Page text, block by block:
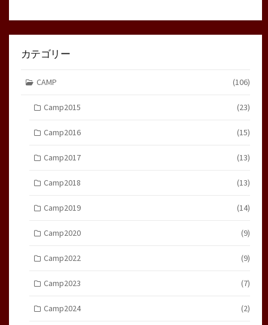
カテゴリー
CAMP (106)
Camp2015 (23)
Camp2016 (15)
Camp2017 (13)
Camp2018 (13)
Camp2019 (14)
Camp2020 (9)
Camp2022 (9)
Camp2023 (7)
Camp2024 (2)